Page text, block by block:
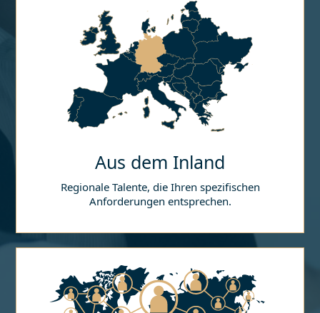
Aus dem Inland
Regionale Talente, die Ihren spezifischen
Anforderungen entsprechen.